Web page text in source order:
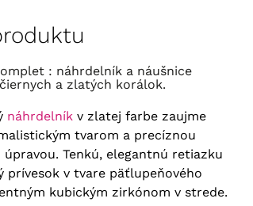
a zlatých korálok.
náhrdelníkv zlatej farbe zaujme
tvarom a precíznou
úpravou. Tenkú, elegantnú retiazku
prívesok v tvare päťlupeňového
kubickým zirkónom v strede.